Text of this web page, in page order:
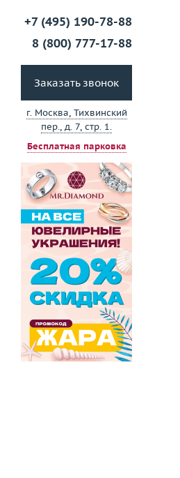
+7 (495) 190-78-88
8 (800) 777-17-88
Заказать звонок
г. Москва, Тихвинский
пер., д. 7, стр. 1.
Бесплатная парковка